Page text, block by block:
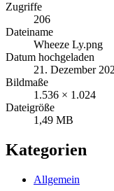
Zugriffe
206
Dateiname
Wheeze Ly.png
Datum hochgeladen
21. Dezember
Bildmaße
1.536 × 1.024
Dateigröße
1,49 MB
Kategorien
Allgemein